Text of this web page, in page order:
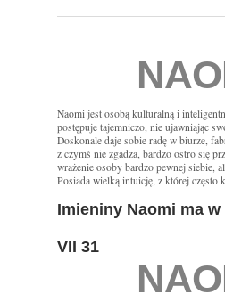
Naomi jest osobą kulturalną i
postępuje tajemniczo, nie ujawniając
Doskonale daje sobie radę w biurze,
z czymś nie zgadza, bardzo ostro się
wrażenie osoby bardzo pewnej siebie,
Posiada wielką intuicję, z której często
Imieniny Naomi ma
VII 31